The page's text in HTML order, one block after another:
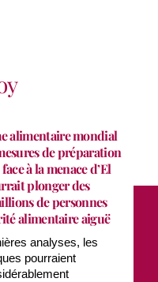
alimentaire mondial
de préparation
à la menace d’El
plonger des
de personnes
alimentaire aiguë
analyses, les
pourraient